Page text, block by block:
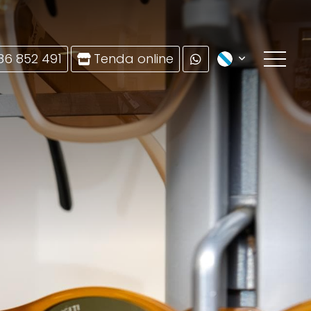
852 491 Tenda online